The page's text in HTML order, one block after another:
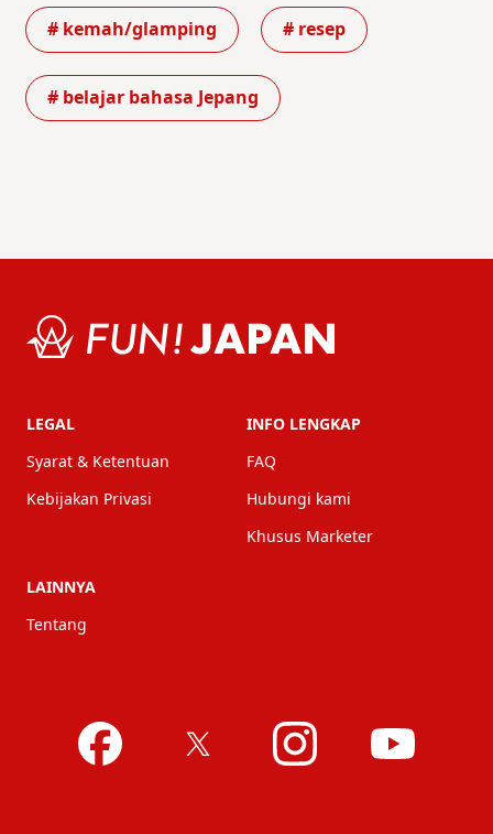
# kemah/glamping # resep
# belajar bahasa Jepang
LEGAL
Syarat & Ketentuan
Kebijakan Privasi
INFO LENGKAP
FAQ
Hubungi kami
Khusus Marketer
LAINNYA
Tentang